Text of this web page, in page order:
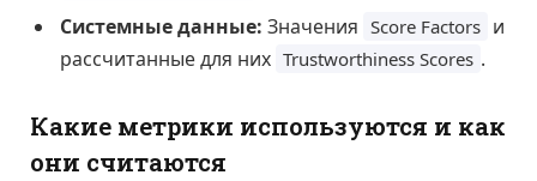
Системные данные: Значения Score Factors и
рассчитанные для них Trustworthiness Scores .
Какие метрики используются и как
они считаются